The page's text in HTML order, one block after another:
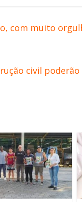
com muito
civil